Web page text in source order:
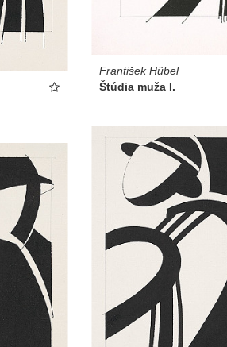
František Hübel
Štúdia muža I.